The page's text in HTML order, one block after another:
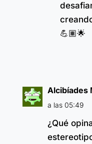
💪🏽🌟
Alcibíades
a las 05:49
¿Qué